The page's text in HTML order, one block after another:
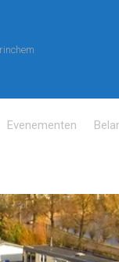
Evenementen